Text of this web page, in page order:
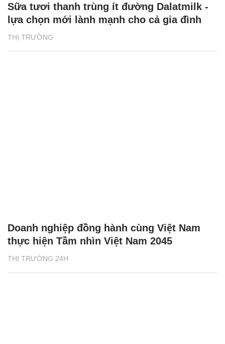
THỊ TRƯỜNG
Sữa tươi thanh trùng ít đường Dalatmilk -
lựa chọn mới lành mạnh cho cả gia đình
THỊ TRƯỜNG 24H
Doanh nghiệp đồng hành cùng Việt Nam
thực hiện Tầm nhìn Việt Nam 2045